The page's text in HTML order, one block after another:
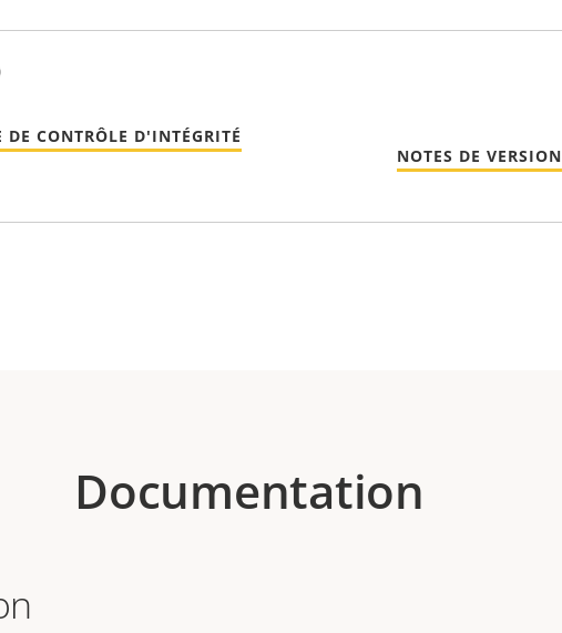
DE CONTRÔLE D'INTÉGRITÉ
NOTES DE VERSION
Documentation